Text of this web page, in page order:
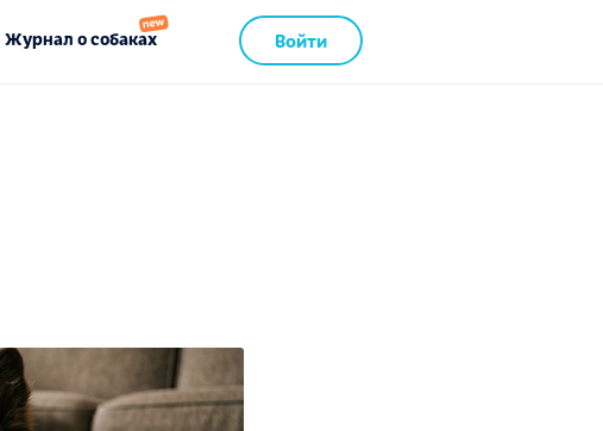
Журнал о собаках Войти